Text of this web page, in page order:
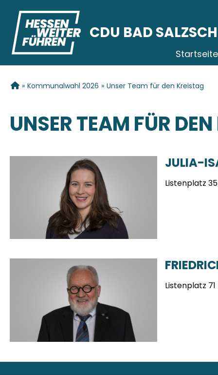
CDU BAD
Startseite
SIE SIND HIER
» Kommunalwahl 2026 » Unser Team für den Kreistag
UNSER TEAM FÜR
JULIA-
Listenplatz
Listenplatz